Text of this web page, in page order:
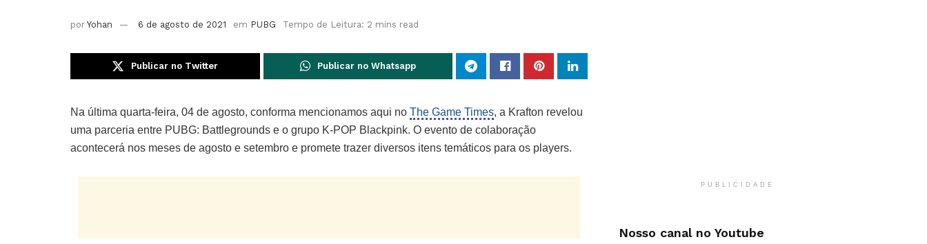
por Yohan 6 de agosto de 2021 em PUBG Tempo de Leitura: 2 mins read
Publicar no Twitter Publicar no Whatsapp
Na última quarta-feira, 04 de agosto, conforma mencionamos aqui no The Game Times, a Krafton revelou
uma parceria entre PUBG: Battlegrounds e o grupo K-POP Blackpink. O evento de colaboração
acontecerá nos meses de agosto e setembro e promete trazer diversos itens temáticos para os players.
PUBLICIDADE
Nosso canal no Youtube